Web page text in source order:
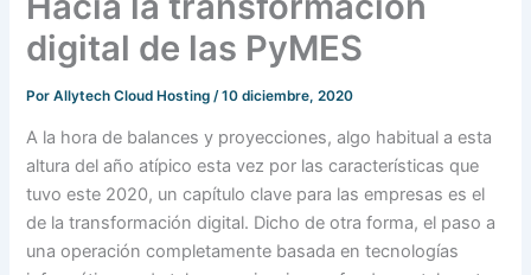
digital de las PyMES
PorAllytech Cloud Hosting /10 diciembre, 2020
A la hora de balances y proyecciones, algo habitual a esta
altura del año atípico esta vez por las características que
tuvo este 2020, un capítulo clave para las empresas es el
de la transformación digital. Dicho de otra forma, el paso a
una operación completamente basada en tecnologías